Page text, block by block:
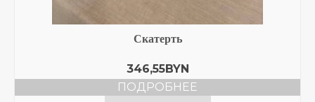
Скатерть
346,55BYN
ПОДРОБНЕЕ